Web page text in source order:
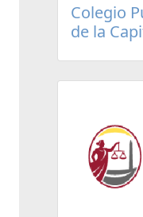
Colegio
de la